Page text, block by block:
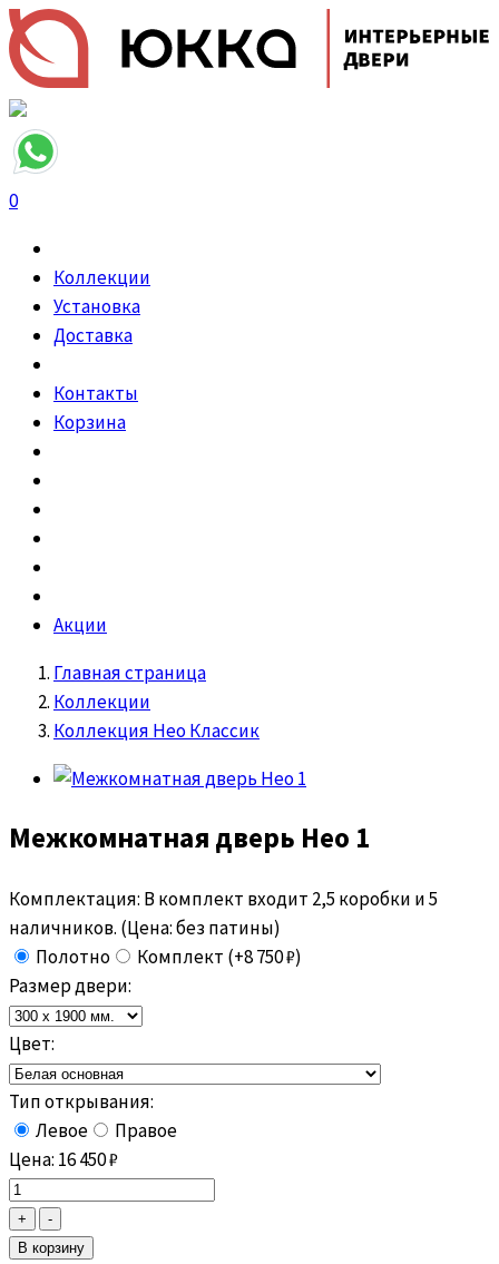
0
Коллекции
Установка
Доставка
Контакты
Корзина
Акции
Главная страница
Коллекции
Коллекция Нео Классик
Межкомнатная дверь Нео 1
Комплектация: В комплект входит 2,5 коробки и 5
наличников. (Цена: без патины)
Полотно
Комплект (+8 750 ₽)
Размер двери:
Цвет:
Тип открывания:
Левое
Правое
Цена: 16 450₽